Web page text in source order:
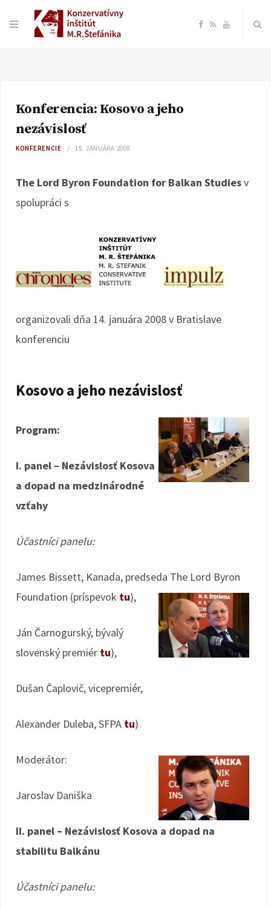
F R Y
Konferencia: Kosovo a jeho
nezávislosť
KONFERENCIE 15. JANUÁRA 2008
The Lord Byron Foundation for Balkan Studiesv
spolupráci s
organizovali dňa 14. januára 2008 v Bratislave
konferenciu
Kosovo a jeho nezávislosť
Program:
I. panel – Nezávislosť Kosova
a dopad na medzinárodné
vzťahy
Účastníci panelu:
James Bissett, Kanada, predseda The Lord Byron
Foundation (príspevok tu),
Ján Čarnogurský, bývalý
slovenský premiér tu),
Dušan Čaplovič, vicepremiér,
Alexander Duleba, SFPA tu)
Moderátor:
Jaroslav Daniška
II. panel – Nezávislosť Kosova a dopad na
stabilitu Balkánu
Účastníci panelu: